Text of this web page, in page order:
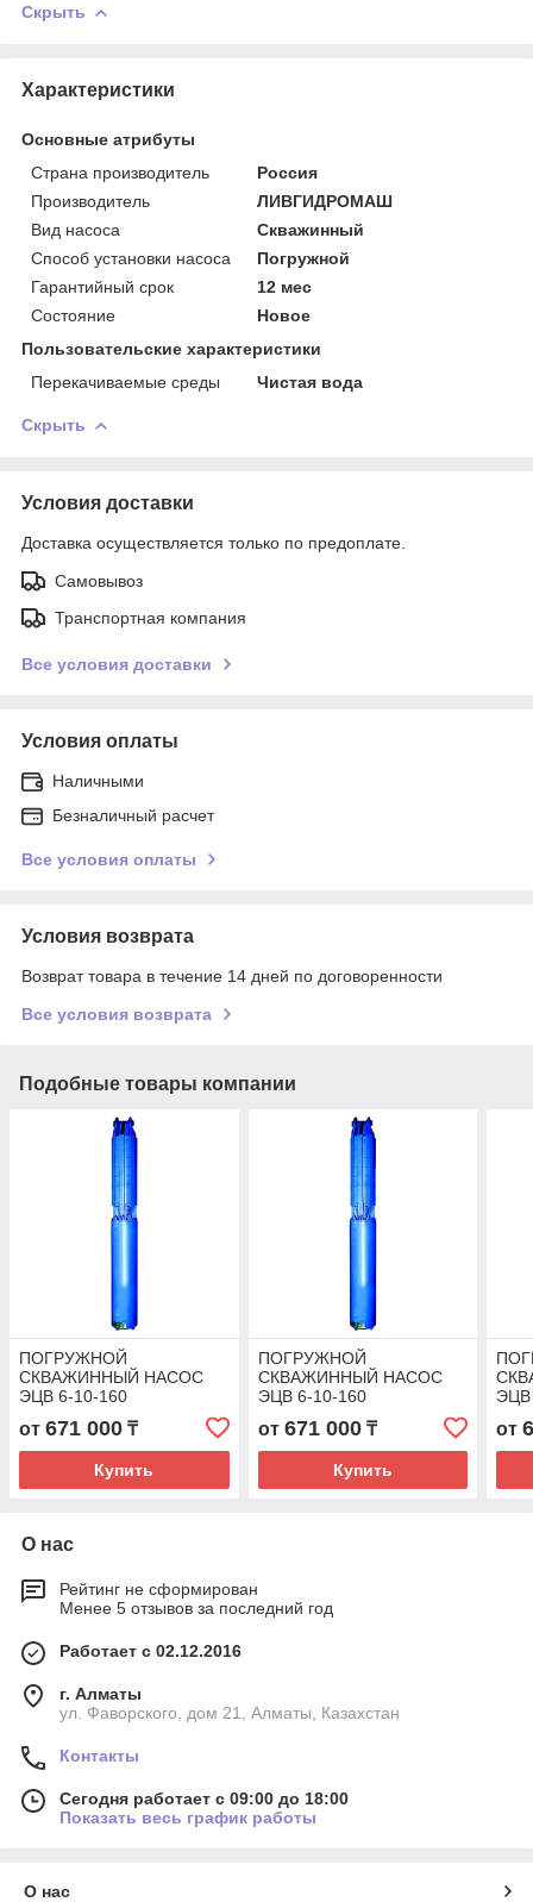
Скрыть
Характеристики
Основные атрибуты
Страна производитель
Россия
Производитель
ЛИВГИДРОМАШ
Вид насоса
Скважинный
Способ установки насоса
Погружной
Гарантийный срок
12 мес
Состояние
Новое
Пользовательские характеристики
Перекачиваемые среды
Чистая вода
Скрыть
Условия доставки
Доставка осуществляется только по предоплате.
Самовывоз
Транспортная компания
Все условия доставки
Условия оплаты
Наличными
Безналичный расчет
Все условия оплаты
Условия возврата
Возврат товара в течение 14 дней по договоренности
Все условия возврата
Подобные товары компании
ПОГРУЖНОЙ
СКВАЖИННЫЙ НАСОС
ЭЦВ 6-10-160
от 671 000 ₸
Купить
ПОГРУЖНОЙ
СКВАЖИННЫЙ НАСОС
ЭЦВ 6-10-160
от 671 000₸
Купить
ЭЦВ
от
О нас
Рейтинг не сформирован
Менее 5 отзывов за последний год
Работает с 02.12.2016
г. Алматы
ул. Фаворского, дом 21, Алматы, Казахстан
Контакты
Сегодня работает с 09:00 до 18:00
Показать весь график работы
О нас